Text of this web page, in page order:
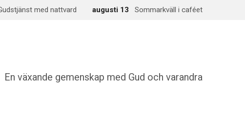
med nattvard augusti 13 Sommarkväll i caféet
En växande gemenskap med Gud och varandra